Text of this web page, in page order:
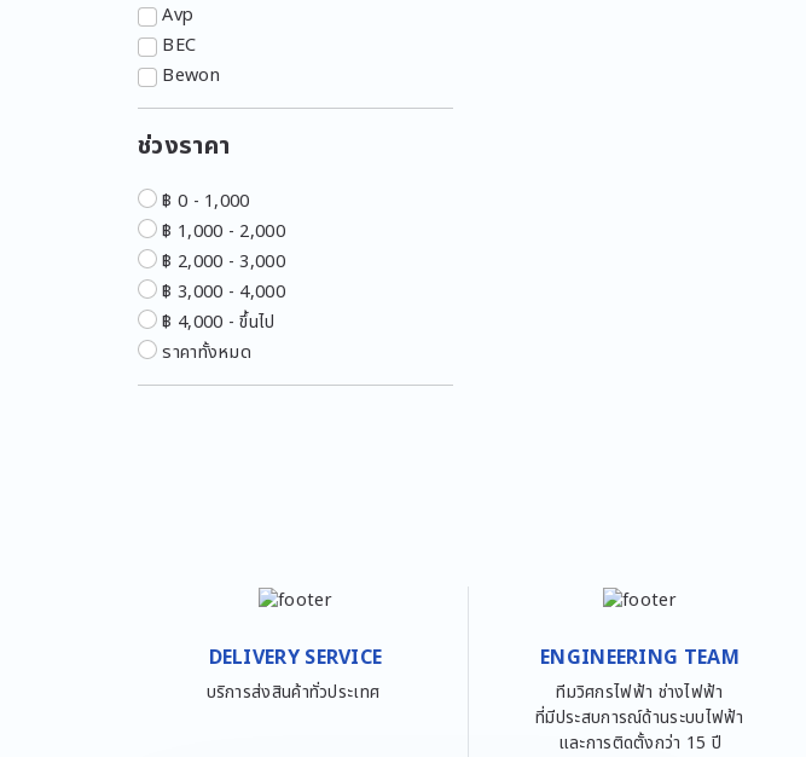
อุปกรณ์ต่อสายไฟ
อุปกรณ์ตู้คอนโทรล (MDB)
อุปกรณ์ปลดวงจร
อุปกรณ์ไฟฟ้าอุตสาหกรรม
Avp
BEC
Bewon
BF
Blew Pipe
Chang
Clipsal
Dc
Eve
GSP
Haco
King Eagle
ช่วงราคา
฿ 0 - 1,000
฿ 1,000 - 2,000
฿ 2,000 - 3,000
฿ 3,000 - 4,000
฿ 4,000 - ขึ้นไป
ราคาทั้งหมด
DELIVERY SERVICE
บริการส่งสินค้าทั่วประเทศ
ENGINEERING TEAM
ทีมวิศกรไฟฟ้า ช่างไฟฟ้า
ที่มีประสบการณ์ด้านระบบไฟฟ้า
และการติดตั้งกว่า 15 ปี